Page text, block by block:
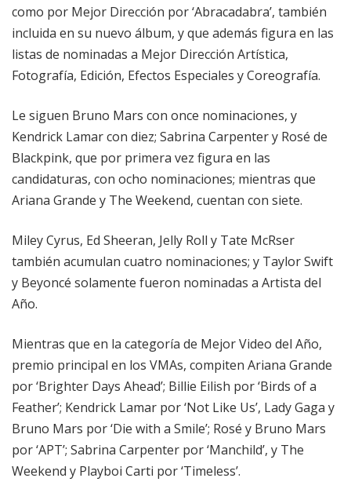
como por Mejor Dirección por ‘Abracadabra’, también
incluida en su nuevo álbum, y que además figura en las
listas de nominadas a Mejor Dirección Artística,
Fotografía, Edición, Efectos Especiales y Coreografía.
Le siguen Bruno Mars con once nominaciones, y
Kendrick Lamar con diez; Sabrina Carpenter y Rosé de
Blackpink, que por primera vez figura en las
candidaturas, con ocho nominaciones; mientras que
Ariana Grande y The Weekend, cuentan con siete.
Miley Cyrus, Ed Sheeran, Jelly Roll y Tate McRser
también acumulan cuatro nominaciones; y Taylor Swift
y Beyoncé solamente fueron nominadas a Artista del
Año.
Mientras que en la categoría de Mejor Video del Año,
premio principal en los VMAs, compiten Ariana Grande
por ‘Brighter Days Ahead’; Billie Eilish por ‘Birds of a
Feather’; Kendrick Lamar por ‘Not Like Us’, Lady Gaga y
Bruno Mars por ‘Die with a Smile’; Rosé y Bruno Mars
por ‘APT’; Sabrina Carpenter por ‘Manchild’, y The
Weekend y Playboi Carti por ‘Timeless’.